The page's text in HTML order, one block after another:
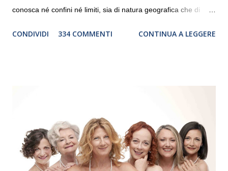
conosca né confini né limiti, sia di natura geografica che di
debutterà il 10 settembre a Heiden, in Germania, e toccherà, in
“Settembre dell’Accademia” dove si esibirà per il secondo anno
consecutivo. Il pubblico milanese avrà il piacere di applaudire i
giovani artisti della Baltic Sea Youth Philharmonic per la quarta
volta. L’orchestra, fondata nel 2008 da Kristjan Järvi (affiancato
CONDIVIDI 334 COMMENTI CONTINUA A LEGGERE